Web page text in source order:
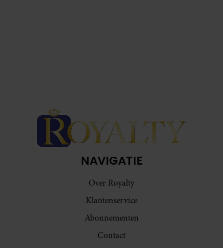
NAVIGATIE
Over Royalty
Klantenservice
Abonnementen
Contact